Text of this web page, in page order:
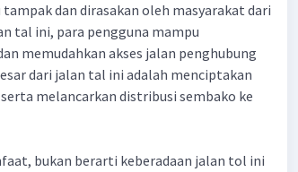
dan dirasakan oleh masyarakat dari
tal ini, para pengguna mampu
memudahkan akses jalan penghubung
dari jalan tal ini adalah menciptakan
melancarkan distribusi sembako ke
bukan berarti keberadaan jalan tol ini